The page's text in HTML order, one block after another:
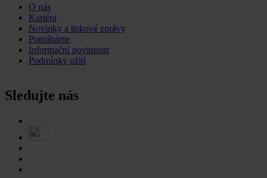
O nás
Kariéra
Novinky a tiskové zprávy
Pomáháme
Informační povinnost
Podmínky užití
Sledujte nás